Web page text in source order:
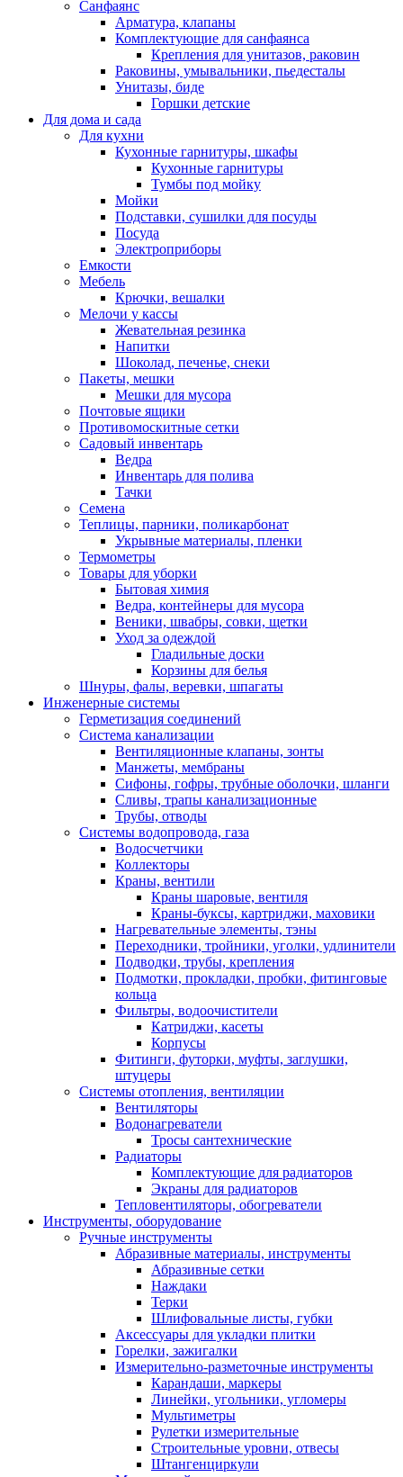
Санфаянс
Арматура, клапаны
Комплектующие для санфаянса
Крепления для унитазов, раковин
Раковины, умывальники, пьедесталы
Унитазы, биде
Горшки детские
Для дома и сада
Для кухни
Кухонные гарнитуры, шкафы
Кухонные гарнитуры
Тумбы под мойку
Мойки
Подставки, сушилки для посуды
Посуда
Электроприборы
Емкости
Мебель
Крючки, вешалки
Мелочи у кассы
Жевательная резинка
Напитки
Шоколад, печенье, снеки
Пакеты, мешки
Мешки для мусора
Почтовые ящики
Противомоскитные сетки
Садовый инвентарь
Ведра
Инвентарь для полива
Тачки
Семена
Теплицы, парники, поликарбонат
Укрывные материалы, пленки
Термометры
Товары для уборки
Бытовая химия
Ведра, контейнеры для мусора
Веники, швабры, совки, щетки
Уход за одеждой
Гладильные доски
Корзины для белья
Шнуры, фалы, веревки, шпагаты
Инженерные системы
Герметизация соединений
Система канализации
Вентиляционные клапаны, зонты
Манжеты, мембраны
Сифоны, гофры, трубные оболочки, шланги
Сливы, трапы канализационные
Трубы, отводы
Системы водопровода, газа
Водосчетчики
Коллекторы
Краны, вентили
Краны шаровые, вентиля
Краны-буксы, картриджи, маховики
Нагревательные элементы, тэны
Переходники, тройники, уголки, удлинители
Подводки, трубы, крепления
Подмотки, прокладки, пробки, фитинговые
кольца
Фильтры, водоочистители
Катриджи, касеты
Корпусы
Фитинги, футорки, муфты, заглушки,
штуцеры
Системы отопления, вентиляции
Вентиляторы
Водонагреватели
Тросы сантехнические
Радиаторы
Комплектующие для радиаторов
Экраны для радиаторов
Тепловентиляторы, обогреватели
Инструменты, оборудование
Ручные инструменты
Абразивные материалы, инструменты
Абразивные сетки
Наждаки
Терки
Шлифовальные листы, губки
Аксессуары для укладки плитки
Горелки, зажигалки
Измерительно-разметочные инструменты
Карандаши, маркеры
Линейки, угольники, угломеры
Мультиметры
Рулетки измерительные
Строительные уровни, отвесы
Штангенциркули